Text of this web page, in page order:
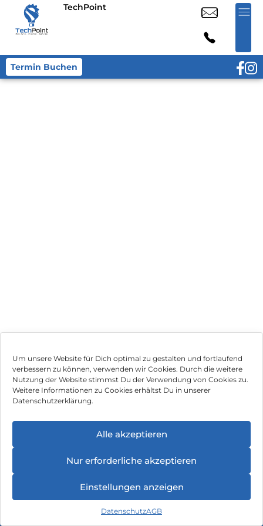
Um unsere Website für Dich optimal zu gestalten und fortlaufend
verbessern zu können, verwenden wir Cookies. Durch die weitere
Nutzung der Website stimmst Du der Verwendung von Cookies zu.
Weitere Informationen zu Cookies erhältst Du in unserer
Datenschutzerklärung.
Alle akzeptieren
Nur erforderliche akzeptieren
Einstellungen anzeigen
DatenschutzAGB
TechPoint
Termin Buchen
Impressum
Hinweis zur Batterieentsorgung
Newsletter
, Brodos AG – All Rights Reserved.